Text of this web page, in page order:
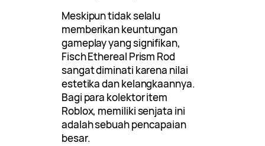
Meskipun tidak selalu
memberikan keuntungan
gameplay yang signifikan,
Fisch Ethereal Prism Rod
sangat diminati karena nilai
estetika dan kelangkaannya.
Bagi para kolektor item
Roblox, memiliki senjata ini
adalah sebuah pencapaian
besar.